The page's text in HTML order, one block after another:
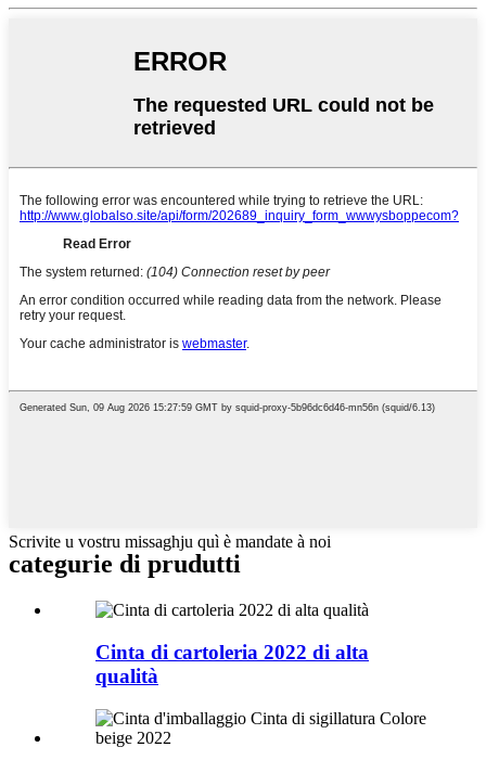
Scrivite u vostru missaghju quì è mandate à noi
categurie di prudutti
Cinta di cartoleria 2022 di alta
qualità